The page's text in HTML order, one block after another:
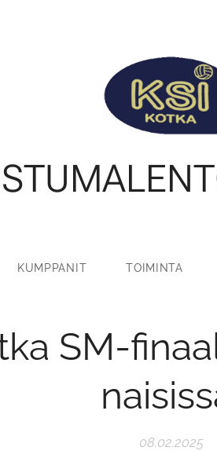
KUMPPANIT TOIMINTA
SM-
08.02.2025